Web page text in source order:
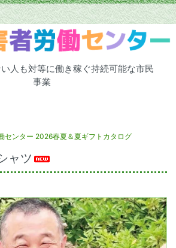
人も対等に働き稼ぐ持続可能な市民
事業
センター 2026春夏＆夏ギフトカタログ
ャツ